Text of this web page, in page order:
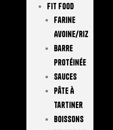
FIT FOOD
Farine
Avoine/Riz
Barre
Protéinée
Sauces
Pâte À
Tartiner
Boissons